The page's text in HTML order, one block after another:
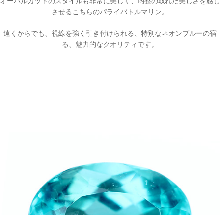
させるこちらのパライバトルマリン。
遠くからでも、視線を強く引き付けられる、特別なネオンブルーの宿
る、魅力的なクオリティです。